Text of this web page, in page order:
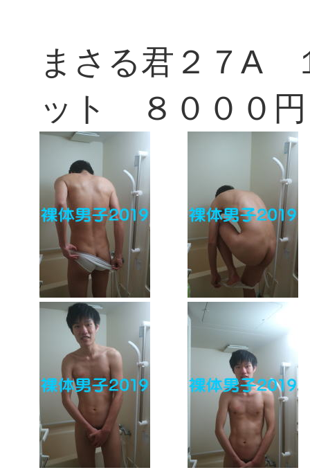
まさる君２７A
ット ８０００円